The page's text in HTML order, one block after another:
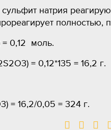
натрия
полностью,
= 0,12 моль.
= 0,12*135 = 16,2 г.
= 16,2/0,05 = 324 г.